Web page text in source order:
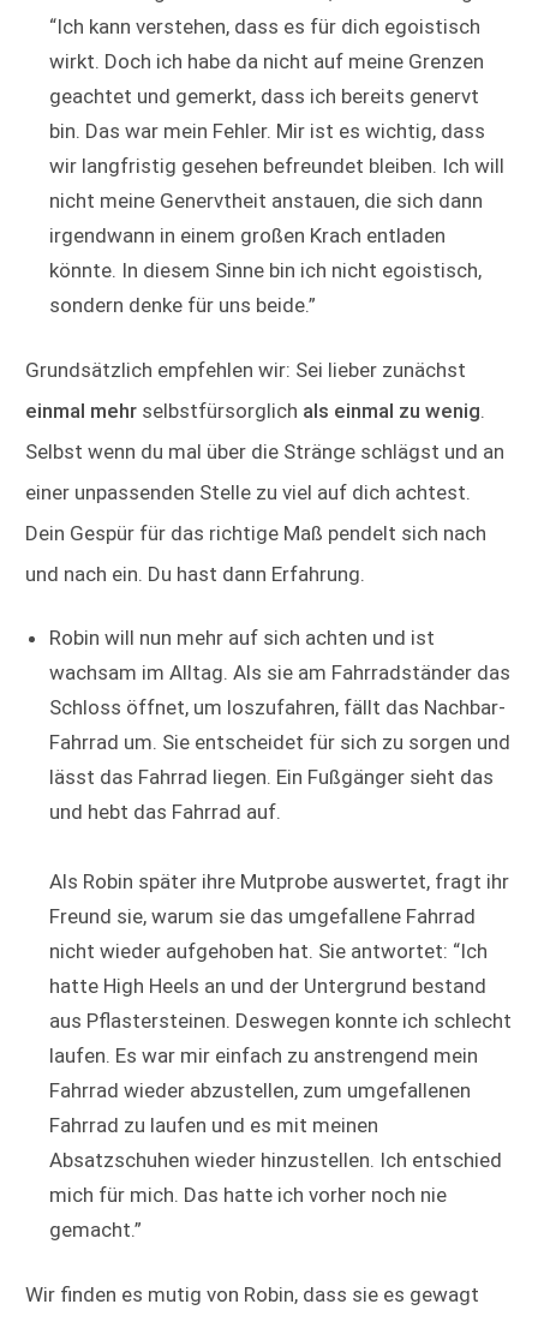
“Ich kann verstehen, dass es für dich egoistisch
wirkt. Doch ich habe da nicht auf meine Grenzen
geachtet und gemerkt, dass ich bereits genervt
bin. Das war mein Fehler. Mir ist es wichtig, dass
wir langfristig gesehen befreundet bleiben. Ich will
nicht meine Genervtheit anstauen, die sich dann
irgendwann in einem großen Krach entladen
könnte. In diesem Sinne bin ich nicht egoistisch,
sondern denke für uns beide.”
Grundsätzlich empfehlen wir: Sei lieber zunächst
einmal mehr selbstfürsorglich als einmal zu wenig.
Selbst wenn du mal über die Stränge schlägst und an
einer unpassenden Stelle zu viel auf dich achtest.
Dein Gespür für das richtige Maß pendelt sich nach
und nach ein. Du hast dann Erfahrung.
Robin will nun mehr auf sich achten und ist
wachsam im Alltag. Als sie am Fahrradständer das
Schloss öffnet, um loszufahren, fällt das Nachbar-
Fahrrad um. Sie entscheidet für sich zu sorgen und
lässt das Fahrrad liegen. Ein Fußgänger sieht das
und hebt das Fahrrad auf.
Als Robin später ihre Mutprobe auswertet, fragt ihr
Freund sie, warum sie das umgefallene Fahrrad
nicht wieder aufgehoben hat. Sie antwortet: “Ich
hatte High Heels an und der Untergrund bestand
aus Pflastersteinen. Deswegen konnte ich schlecht
laufen. Es war mir einfach zu anstrengend mein
Fahrrad wieder abzustellen, zum umgefallenen
Fahrrad zu laufen und es mit meinen
Absatzschuhen wieder hinzustellen. Ich entschied
mich für mich. Das hatte ich vorher noch nie
gemacht.”
Wir finden es mutig von Robin, dass sie es gewagt